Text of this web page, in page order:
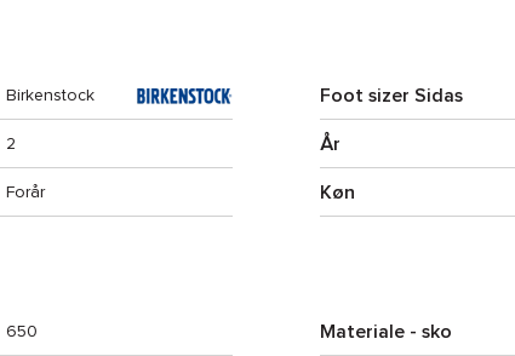
Birkenstock Foot sizer Sidas
2 År
Forår Køn
650 Materiale - sko